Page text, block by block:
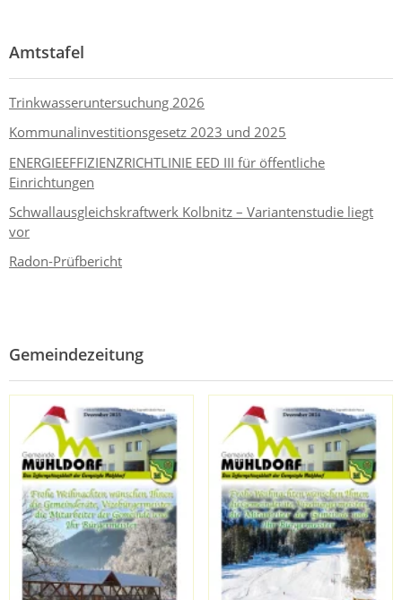
Amtstafel
Trinkwasseruntersuchung 2026
Kommunalinvestitionsgesetz 2023 und 2025
ENERGIEEFFIZIENZRICHTLINIE EED III für öffentliche
Einrichtungen
Schwallausgleichskraftwerk Kolbnitz – Variantenstudie liegt
vor
Radon-Prüfbericht
Gemeindezeitung